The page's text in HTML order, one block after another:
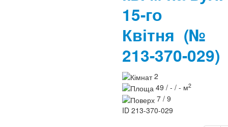
15-го
Квітня (№
213-370-029)
2
49 / - / - м2
7 / 9
ID 213-370-029